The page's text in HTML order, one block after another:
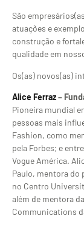
São
atuações e
construção e
qualidade em
Os(as) novos(as)
Alice Ferraz–
Pioneira mundial
pessoas mais
Fashion, como
pela Forbes; e
Vogue América.
Paulo, mentora do
no Centro
além de mentora
Communications